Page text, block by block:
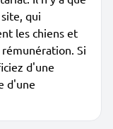
qui
les chiens et
Si
d'une
d'une